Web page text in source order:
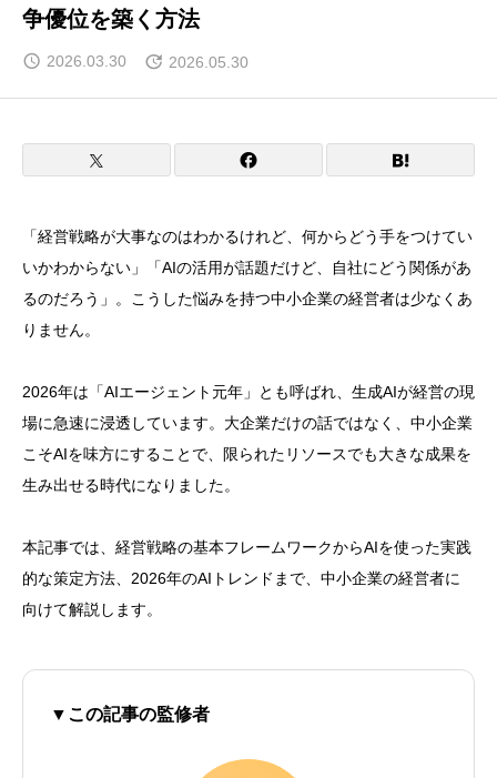
争優位を築く方法
2026.03.30 2026.05.30
「経営戦略が大事なのはわかるけれど、何からどう手をつけてい
いかわからない」「AIの活用が話題だけど、自社にどう関係があ
るのだろう」。こうした悩みを持つ中小企業の経営者は少なくあ
りません。
2026年は「AIエージェント元年」とも呼ばれ、生成AIが経営の現
場に急速に浸透しています。大企業だけの話ではなく、中小企業
こそAIを味方にすることで、限られたリソースでも大きな成果を
生み出せる時代になりました。
本記事では、経営戦略の基本フレームワークからAIを使った実践
的な策定方法、2026年のAIトレンドまで、中小企業の経営者に
向けて解説します。
▼この記事の監修者